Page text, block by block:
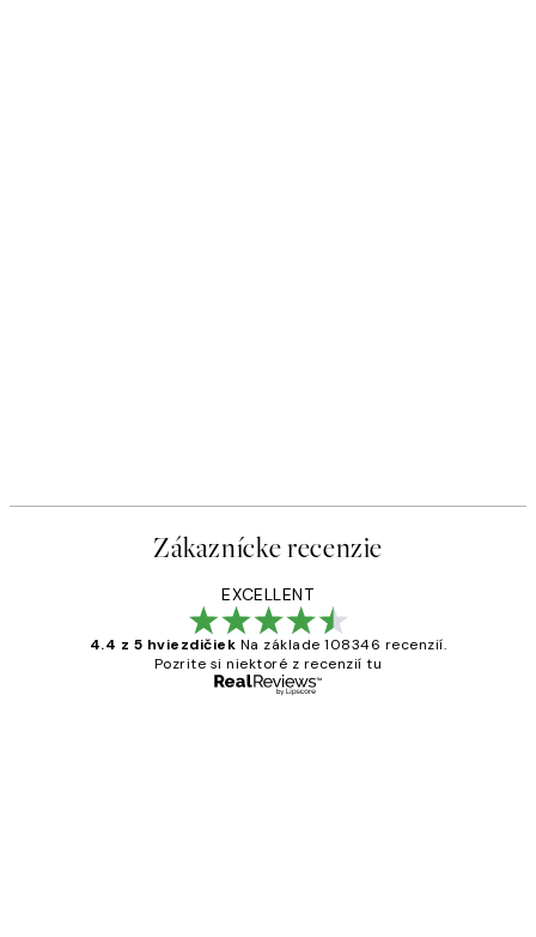
Zákaznícke recenzie
EXCELLENT
4.4 z 5 hviezdičiek Na základe 108346 recenzií.
Pozrite si niektoré z recenzií tu